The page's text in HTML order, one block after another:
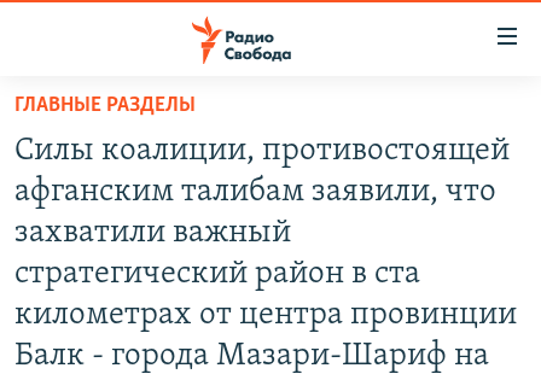
упрощенного
доступа
Вернуться
основному
содержанию
Вернутся
главной
ПОДКАСТЫ
АВТОРСКИЕ ПРОЕКТЫ
МНЕНИЯ
КУЛЬТУРА
ГЛАВНЫЕ РАЗДЕЛЫ
Силы коалиции, противостоящей
афганским талибам заявили, что
захватили важный
стратегический район в ста
километрах от центра провинции
Балк - города Мазари-Шариф на